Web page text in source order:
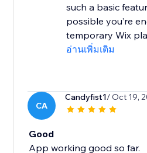
such a basic
possible you’re
temporary Wix
อ่านเพิ่มเติม
CA
Candyfist1/ Oct 19,
Good
App working good so far.